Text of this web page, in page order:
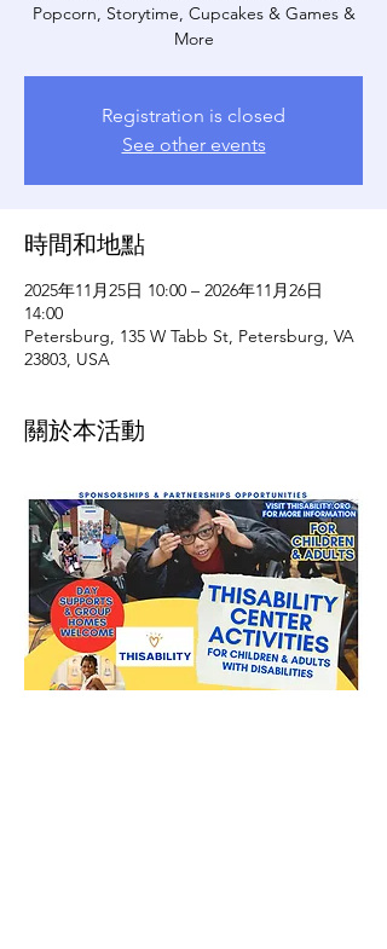
Popcorn, Storytime, Cupcakes & Games &
More
Registration is closed
See other events
時間和地點
2025年11月25日 10:00 – 2026年11月26日
14:00
Petersburg, 135 W Tabb St, Petersburg, VA
23803, USA
關於本活動